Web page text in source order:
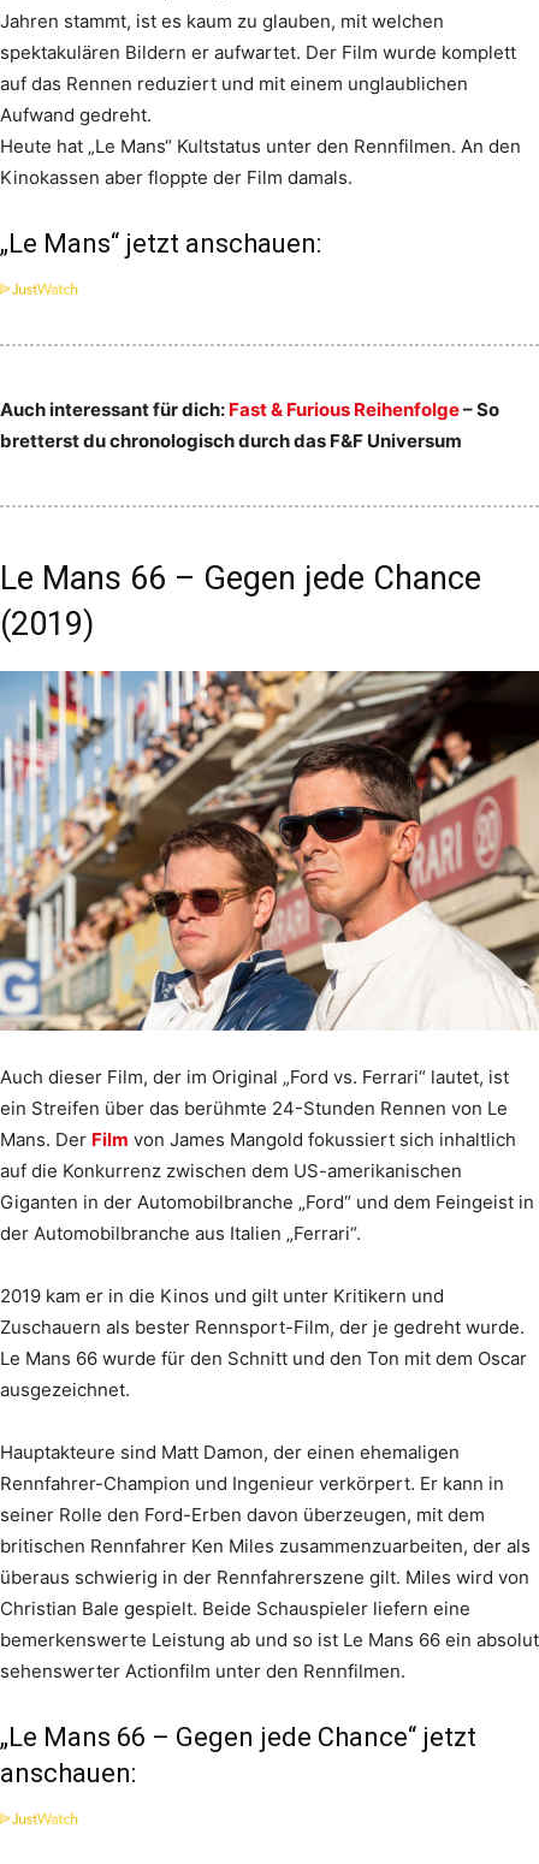
Jahren stammt, ist es kaum zu glauben, mit welchen
spektakulären Bildern er aufwartet. Der Film wurde komplett
auf das Rennen reduziert und mit einem unglaublichen
Aufwand gedreht.
Heute hat „Le Mans“ Kultstatus unter den Rennfilmen. An den
Kinokassen aber floppte der Film damals.
„Le Mans“ jetzt anschauen:
Auch interessant für dich: Fast & Furious Reihenfolge– So
bretterst du chronologisch durch das F&F Universum
Le Mans 66 – Gegen jede Chance
(2019)
Auch dieser Film, der im Original „Ford vs. Ferrari“ lautet, ist
ein Streifen über das berühmte 24-Stunden Rennen von Le
Mans. Der Film von James Mangold fokussiert sich inhaltlich
auf die Konkurrenz zwischen dem US-amerikanischen
Giganten in der Automobilbranche „Ford“ und dem Feingeist in
der Automobilbranche aus Italien „Ferrari“.
2019 kam er in die Kinos und gilt unter Kritikern und
Zuschauern als bester Rennsport-Film, der je gedreht wurde.
Le Mans 66 wurde für den Schnitt und den Ton mit dem Oscar
ausgezeichnet.
Hauptakteure sind Matt Damon, der einen ehemaligen
Rennfahrer-Champion und Ingenieur verkörpert. Er kann in
seiner Rolle den Ford-Erben davon überzeugen, mit dem
britischen Rennfahrer Ken Miles zusammenzuarbeiten, der als
überaus schwierig in der Rennfahrerszene gilt. Miles wird von
Christian Bale gespielt. Beide Schauspieler liefern eine
bemerkenswerte Leistung ab und so ist Le Mans 66 ein absolut
sehenswerter Actionfilm unter den Rennfilmen.
„Le Mans 66 – Gegen jede Chance“ jetzt
anschauen: